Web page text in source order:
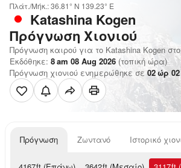
Πλάτ./Μήκ.:36.81° N 139.23° E
Katashina Kogen
Πρόγνωση Χιονιού
Πρόγνωση καιρού για το Katashina Kogen στο
Εκδόθηκε: 8 am 08 Aug 2026 (τοπική ώρα)
Πρόγνωση χιονιού ενημερώθηκε σε02ώρ 02
Πρόγνωση Ζωντανό Ιστορικό